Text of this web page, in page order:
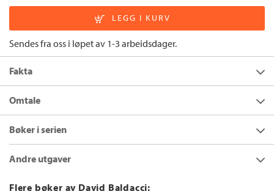
Sendes fra oss i løpet av 1-3 arbeidsdager.
Fakta
Forfatter:
Innbinding:
Utgivelsesår: 2020
ISBN/EAN: 9788202681135
Omtale
langt tilbake i fortiden for å få vite sannheten
forsvinning …
John Puller var bare en gutt da moren hans, Jackie, forsvant fra
Bøker i serien
Andre utgaver
Ingemannsland
Flere bøker av David Baldacci: